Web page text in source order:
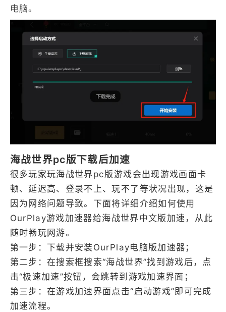
电脑。
海战世界pc版下载后加速
很多玩家玩海战世界pc版游戏会出现游戏画面卡
顿、延迟高、登录不上、玩不了等状况出现，这是
因为网络问题导致。下面将详细介绍如何使用
OurPlay游戏加速器给海战世界中文版加速，从此
随时畅玩网游。
第一步：下载并安装OurPlay电脑版加速器；
第二步：在搜索框搜索“海战世界”找到游戏后，点
击“极速加速”按钮，会跳转到游戏加速界面；
第三步：在游戏加速界面点击“启动游戏”即可完成
加速流程。